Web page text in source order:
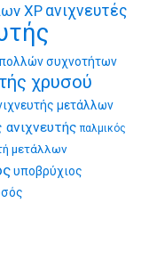
XP ανιχνευτές
συχνοτήτων
χρυσού
μετάλλων
ανιχνευτής παλμικός
μετάλλων
υποβρύχιος